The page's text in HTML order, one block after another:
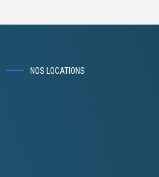
NOS LOCATIONS